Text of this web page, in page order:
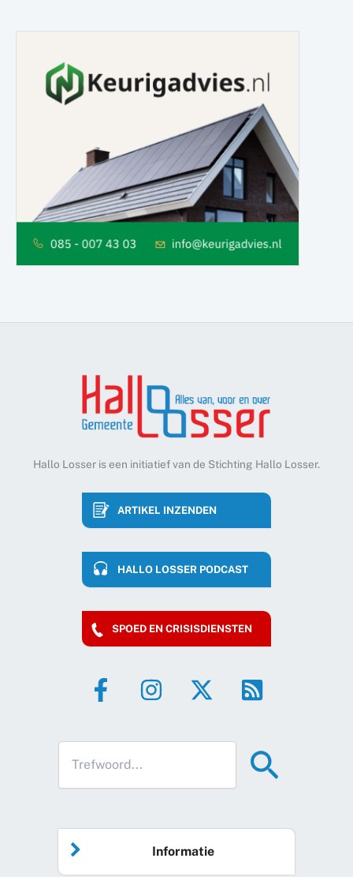
Hallo Losser is een initiatief van de Stichting Hallo Losser.
ARTIKEL INZENDEN
HALLO LOSSER PODCAST
SPOED EN CRISISDIENSTEN
Informatie